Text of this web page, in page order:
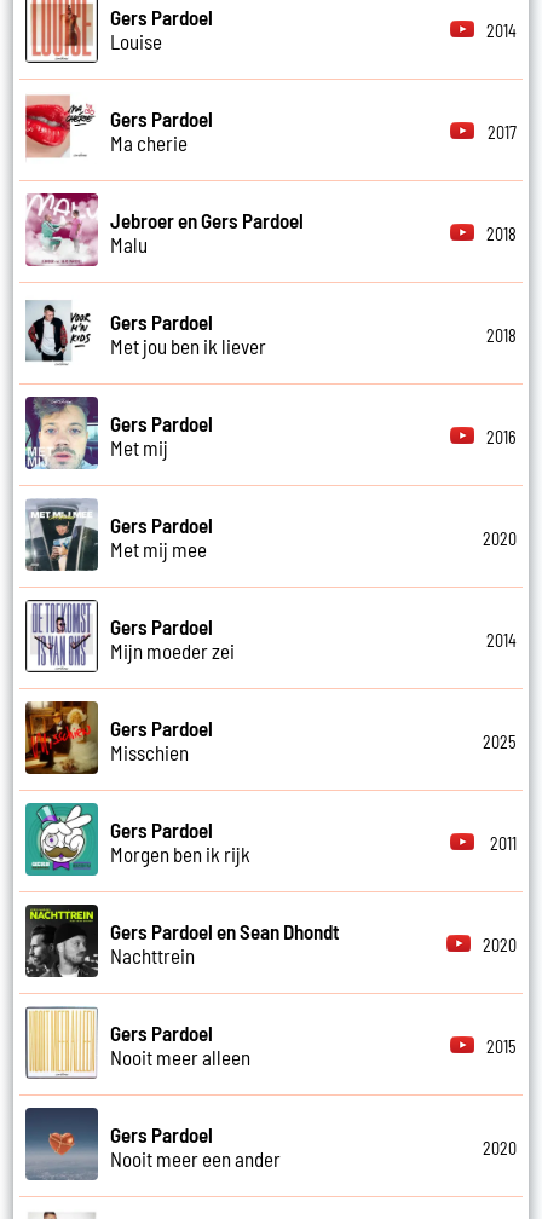
Gers Pardoel
Louise
2014
Gers Pardoel
Ma cherie
2017
Jebroer en Gers Pardoel
Malu
2018
Gers Pardoel
Met jou ben ik liever
2018
Gers Pardoel
Met mij
2016
Gers Pardoel
Met mij mee
2020
Gers Pardoel
Mijn moeder zei
2014
Gers Pardoel
Misschien
2025
Gers Pardoel
Morgen ben ik rijk
2011
Gers Pardoel en Sean Dhondt
Nachttrein
2020
Gers Pardoel
Nooit meer alleen
2015
Gers Pardoel
Nooit meer een ander
2020